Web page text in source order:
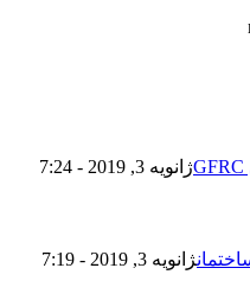
ژانویه 3, 2019 - 7:24
ژانویه 3, 2019 - 7:19